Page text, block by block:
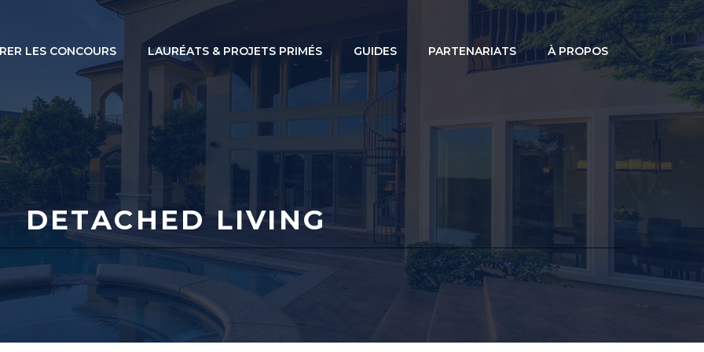
LES CONCOURS LAURÉATS & PROJETS PRIMÉS GUIDES PARTENARIATS À PROPOS
DETACHED LIVING